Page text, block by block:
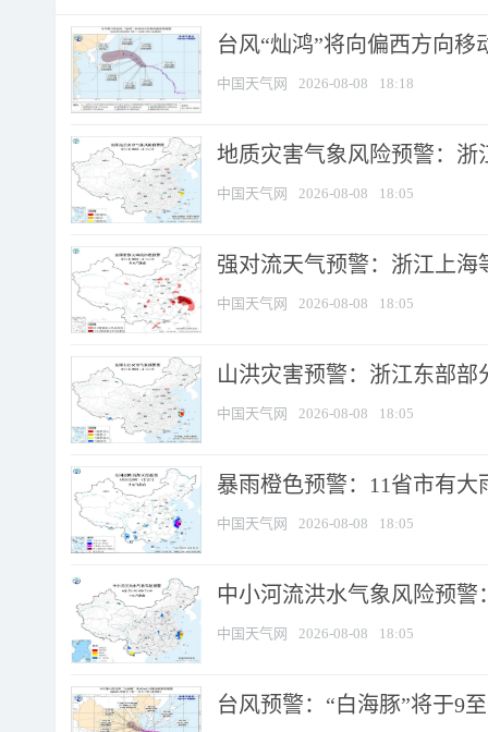
台风“灿鸿”将向偏西方向移
中国天气网 2026-08-08 18:18
地质灾害气象风险预警：
中国天气网 2026-08-08 18:05
强对流天气预警：浙江上海
中国天气网 2026-08-08 18:05
山洪灾害预警：浙江东部
中国天气网 2026-08-08 18:05
暴雨橙色预警：11省市有
中国天气网 2026-08-08 18:05
中小河流洪水气象风险预
中国天气网 2026-08-08 18:05
台风预警：“白海豚”将于9